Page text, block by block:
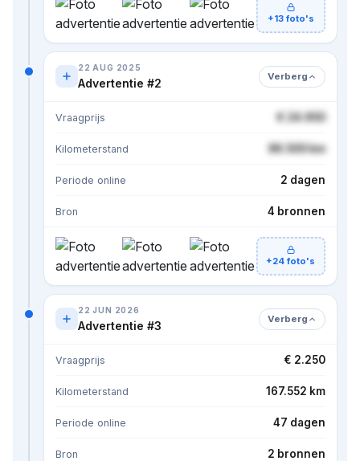
+13 foto's
22 AUG 2025
Advertentie #2 Verberg
Vraagprijs € 24.950
Kilometerstand 86.500 km
Periode online 2 dagen
Bron 4 bronnen
+24 foto's
22 JUN 2026
Advertentie #3 Verberg
Vraagprijs € 2.250
Kilometerstand 167.552 km
Periode online 47 dagen
Bron 2 bronnen